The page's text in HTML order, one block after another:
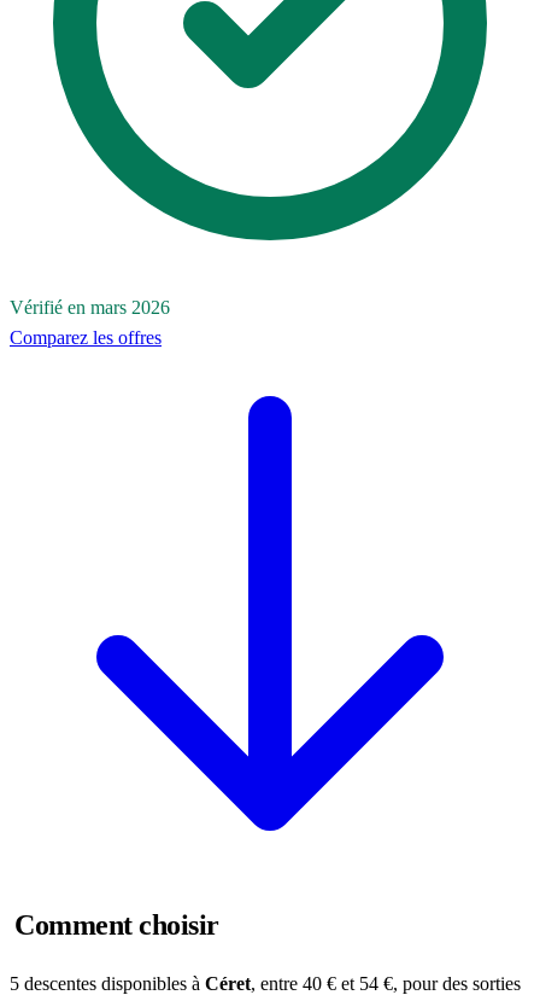
Vérifié en mars 2026
Comparez les offres
Comment choisir
5 descentes disponibles à Céret, entre 40 € et 54 €, pour des sorties